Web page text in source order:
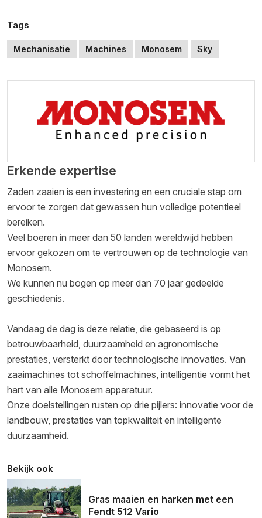
Tags
Mechanisatie Machines Monosem Sky
Erkende expertise
Zaden zaaien is een investering en een cruciale stap om
ervoor te zorgen dat gewassen hun volledige potentieel
bereiken.
Veel boeren in meer dan 50 landen wereldwijd hebben
ervoor gekozen om te vertrouwen op de technologie van
Monosem.
We kunnen nu bogen op meer dan 70 jaar gedeelde
geschiedenis.
Vandaag de dag is deze relatie, die gebaseerd is op
betrouwbaarheid, duurzaamheid en agronomische
prestaties, versterkt door technologische innovaties. Van
zaaimachines tot schoffelmachines, intelligentie vormt het
hart van alle Monosem apparatuur.
Onze doelstellingen rusten op drie pijlers: innovatie voor de
landbouw, prestaties van topkwaliteit en intelligente
duurzaamheid.
Bekijk ook
Gras maaien en harken met een
Fendt 512 Vario